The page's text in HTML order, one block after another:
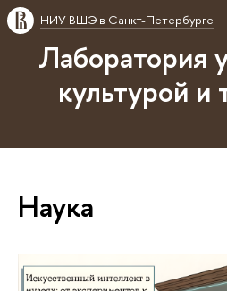
НИУ ВШЭ в Санкт-Петербурге
Лаборатория
культурой и
Наука